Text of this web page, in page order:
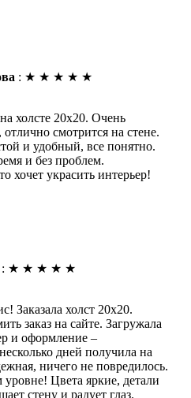
: ★ ★ ★ ★ ★
холсте 20х20. Очень
отлично смотрится на стене.
и удобный, все понятно.
и без проблем.
хочет украсить интерьер!
: ★ ★ ★ ★ ★
Заказала холст 20х20.
заказ на сайте. Загружала
и оформление –
дней получила на
ничего не повредилось.
Цвета яркие, детали
стену и радует глаз.